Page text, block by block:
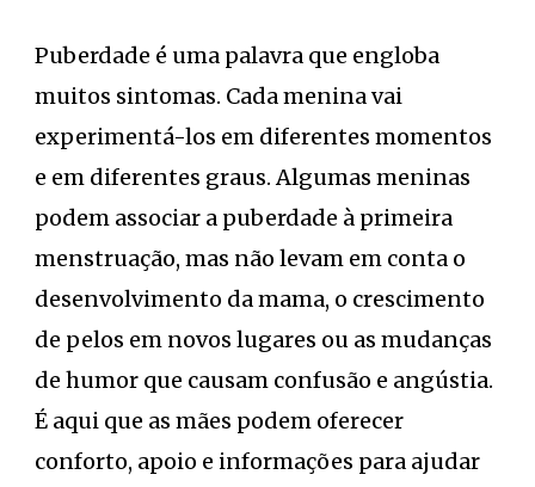
Puberdade é uma palavra que engloba
muitos sintomas. Cada menina vai
experimentá-los em diferentes momentos
e em diferentes graus. Algumas meninas
podem associar a puberdade à primeira
menstruação, mas não levam em conta o
desenvolvimento da mama, o crescimento
de pelos em novos lugares ou as mudanças
de humor que causam confusão e angústia.
É aqui que as mães podem oferecer
conforto, apoio e informações para ajudar